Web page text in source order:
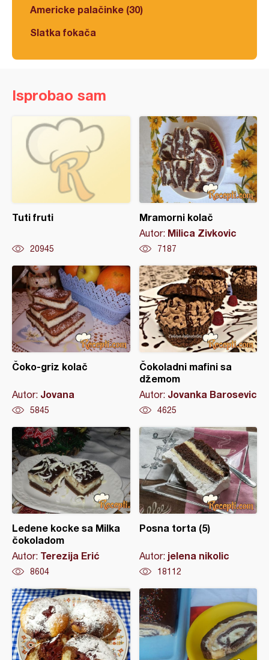
Americke palačinke (30)
Slatka fokača
Isprobao sam
Tuti fruti
20945
Mramorni kolač
Autor: Milica Zivkovic
7187
Čoko-griz kolač
Autor: Jovana
5845
Čokoladni mafini sa
džemom
Autor: Jovanka Barosevic
4625
Ledene kocke sa Milka
čokoladom
Autor: Terezija Erić
8604
Posna torta (5)
Autor: jelena nikolic
18112